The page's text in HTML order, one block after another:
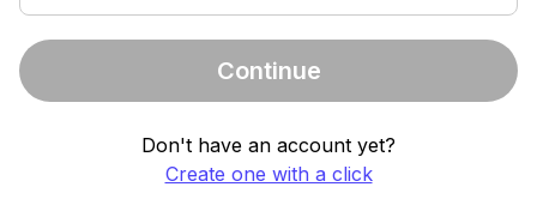
Continue
Don't have an account yet?
Create one with a click